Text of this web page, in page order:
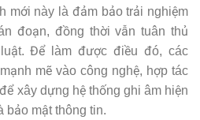
mới này là đảm bảo trải nghiệm
đoạn, đồng thời vẫn tuân thủ
Để làm được điều đó, các
mẽ vào công nghệ, hợp tác
xây dựng hệ thống ghi âm hiện
bảo mật thông tin.